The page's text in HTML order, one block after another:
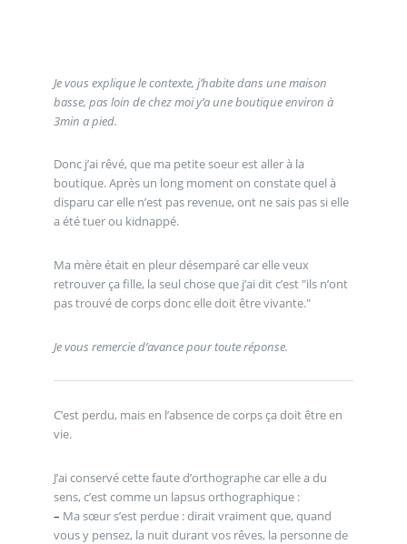
Je vous explique le contexte, j’habite dans une maison
basse, pas loin de chez moi y’a une boutique environ à
3min a pied.
Donc j’ai rêvé, que ma petite soeur est aller à la
boutique. Après un long moment on constate quel à
disparu car elle n’est pas revenue, ont ne sais pas si elle
a été tuer ou kidnappé.
Ma mère était en pleur désemparé car elle veux
retrouver ça fille, la seul chose que j’ai dit c’est "ils n’ont
pas trouvé de corps donc elle doit être vivante."
Je vous remercie d’avance pour toute réponse.
C’est perdu, mais en l’absence de corps ça doit être en
vie.
J’ai conservé cette faute d’orthographe car elle a du
sens, c’est comme un lapsus orthographique :
– Ma sœur s’est perdue : dirait vraiment que, quand
vous y pensez, la nuit durant vos rêves, la personne de